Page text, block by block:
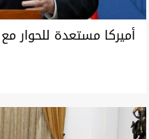
أميركا مستعدة للحوار